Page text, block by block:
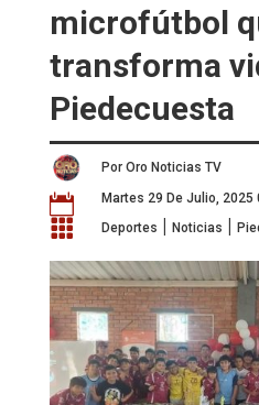
microfútbol
transforma
Piedecuesta
Por Oro Noticias TV
 Martes 29 De Julio, 2025
 Deportes | Noticias |